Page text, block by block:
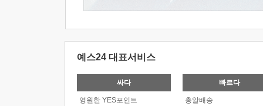
예스24 대표서비스
싸다
영원한 YES포인트
빠르다
총알배송